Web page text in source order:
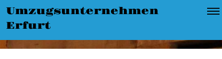
Umzugsunternehmen
Erfurt